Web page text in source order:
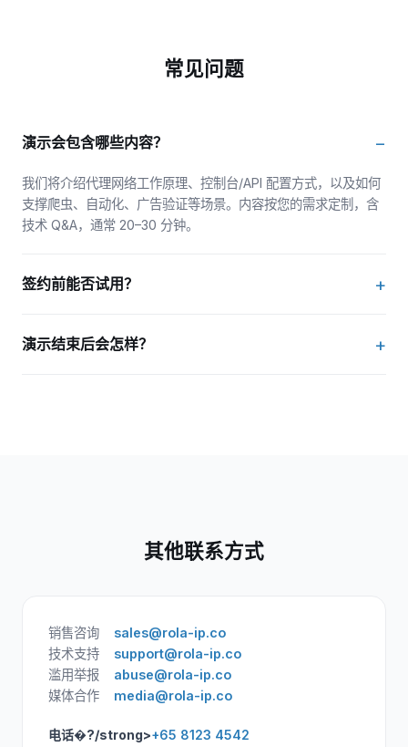
常见问题
演示会包含哪些内容？
我们将介绍代理网络工作原理、控制台/API 配置方式，以及如何
支撑爬虫、自动化、广告验证等场景。内容按您的需求定制，含
技术 Q&A，通常 20–30 分钟。
签约前能否试用？
定位与工具兼容性。
演示结束后会怎样？
其他联系方式
销售咨询
sales@rola-ip.co
技术支持
support@rola-ip.co
滥用举报
abuse@rola-ip.co
媒体合作
media@rola-ip.co
电话�?/strong>+65 8123 4542